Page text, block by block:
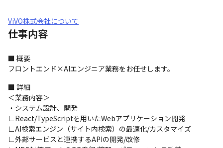
ViVO株式会社について
仕事内容
■ 概要
フロントエンド×AIエンジニア業務をお任せします。
■ 詳細
＜業務内容＞
・システム設計、開発
∟React/TypeScriptを用いたWebアプリケーション開発
∟AI検索エンジン（サイト内検索）の最適化/カスタマイズ
∟外部サービスと連携するAPIの開発/改修